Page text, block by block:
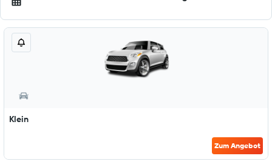
Klein
Zum Angebot